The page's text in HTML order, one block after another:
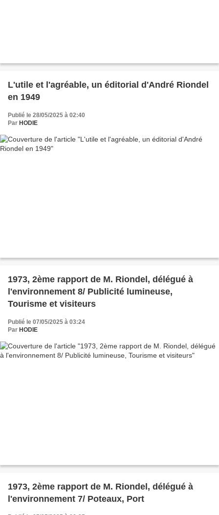
L'utile et l'agréable, un éditorial d'André Riondel
en 1949
Publié le 28/05/2025 à 02:40
Par HODIE
1973, 2ème rapport de M. Riondel, délégué à
l'environnement 8/ Publicité lumineuse,
Tourisme et visiteurs
Publié le 07/05/2025 à 03:24
Par HODIE
1973, 2ème rapport de M. Riondel, délégué à
l'environnement 7/ Poteaux, Port